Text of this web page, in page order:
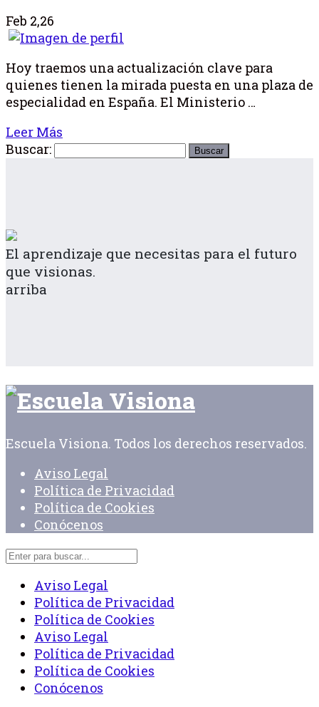
Feb 2,26
Hoy traemos una actualización clave para
quienes tienen la mirada puesta en una plaza de
especialidad en España. El Ministerio …
Leer Más
Buscar:
El aprendizaje que necesitas para el futuro
que visionas.
arriba
Escuela Visiona. Todos los derechos reservados.
Aviso Legal
Política de Privacidad
Política de Cookies
Conócenos
Aviso Legal
Política de Privacidad
Política de Cookies
Aviso Legal
Política de Privacidad
Política de Cookies
Conócenos